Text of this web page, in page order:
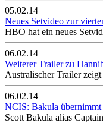
05.02.14
Neues Setvideo zur
HBO hat ein neues
06.02.14
Weiterer Trailer zu
Australischer Trailer
06.02.14
NCIS: Bakula
Scott Bakula alias